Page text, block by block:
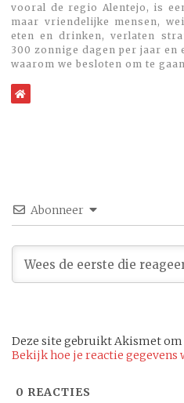
vooral de regio Alentejo, is
maar vriendelijke mensen,
eten en drinken, verlaten
300 zonnige dagen per jaar en
waarom we besloten om te
Abonneer
Deze site gebruikt Akismet
Bekijk hoe je reactie
0 REACTIES